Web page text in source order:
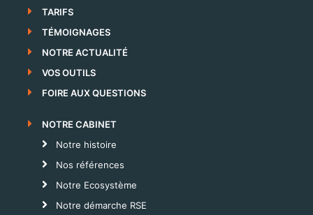
TARIFS
TÉMOIGNAGES
NOTRE ACTUALITÉ
VOS OUTILS
FOIRE AUX QUESTIONS
NOTRE CABINET
Notre histoire
Nos références
Notre Ecosystème
Notre démarche RSE